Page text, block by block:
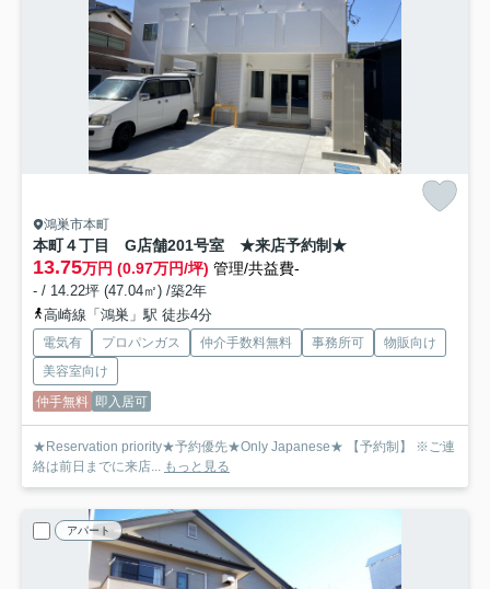
鴻巣市本町
本町４丁目 G店舗201号室 ★来店予約制★
13.75万円 (0.97万円/坪) 管理/共益費-
- / 14.22坪 (47.04㎡) /築2年
高崎線「鴻巣」駅 徒歩4分
電気有 プロパンガス 仲介手数料無料 事務所可
物販向け
美容室向け
仲手無料 即入居可
★Reservation priority★予約優先★Only Japanese★ 【予約制】 ※ご連
絡は前日までに来店... もっと見る
アパート